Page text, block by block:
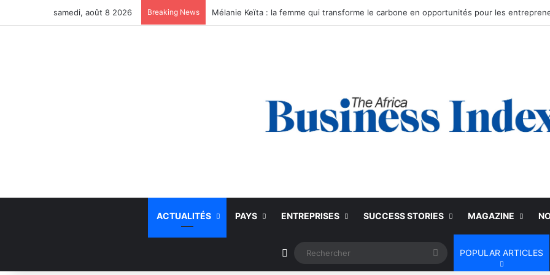
samedi, août 8 2026 Breaking News
ACTUALITÉS PAYS ENTREPRISES SUCCESS STORIES MAGAZINE
Article Aléatoire Rechercher
POPULAR ARTICLES